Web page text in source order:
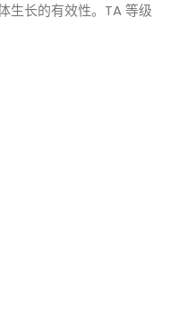
生长的有效性。TA 等级